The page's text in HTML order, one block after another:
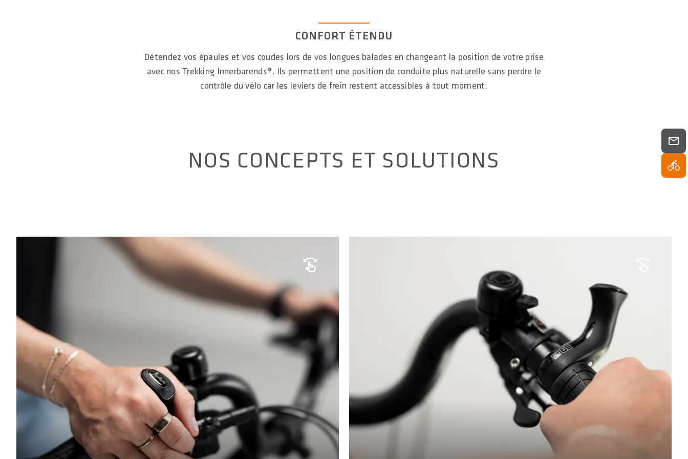
CONFORT ÉTENDU
Détendez vos épaules et vos coudes lors de vos longues balades en changeant la position de votre prise
avec nos Trekking Innerbarends®. Ils permettent une position de conduite plus naturelle sans perdre le
contrôle du vélo car les leviers de frein restent accessibles à tout moment.
NOS CONCEPTS ET SOLUTIONS
PRÉVENIR LES
PROBLÈMES